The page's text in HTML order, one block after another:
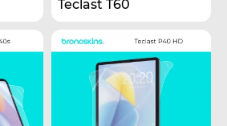
Teclast T60